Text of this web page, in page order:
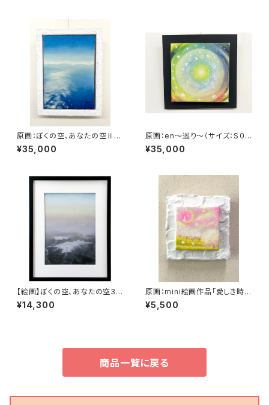
原画：ぼくの空、あなたの空Ⅱ
（サイズ：SM号・額縁外寸：よこ2
5.8cm×たて32.7㎝×奥行4.5
¥35,000
原画：en～巡り～（サイズ：S０
号：よこ18.5cm×たて18.5㎝×
奥行3.5㎝・額縁なし）
¥35,000
【絵画】ぼくの空、あなたの空3
(複製画）
¥14,300
原画：mini絵画作品「愛しき時
間」
¥5,500
商品一覧に戻る